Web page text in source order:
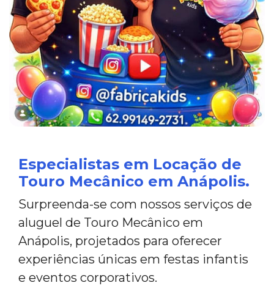
Especialistas em Locação de
Touro Mecânico em Anápolis.
Surpreenda-se com nossos serviços de
aluguel de Touro Mecânico em
Anápolis, projetados para oferecer
experiências únicas em festas infantis
e eventos corporativos.